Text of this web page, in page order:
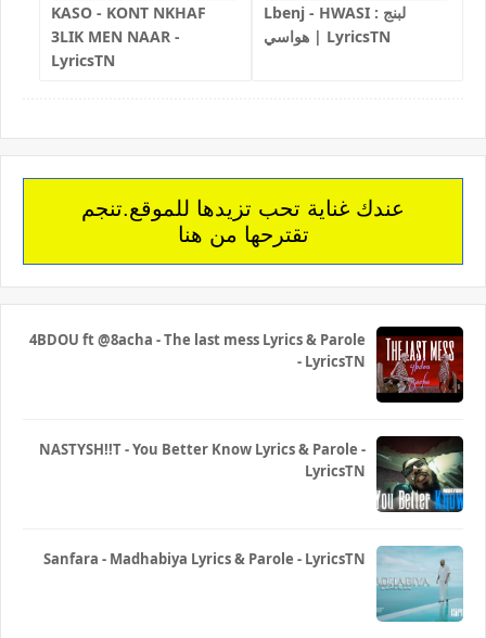
KASO - KONT NKHAF
3LIK MEN NAAR -
LyricsTN
Lbenj - HWASI لبنج :
هواسي | LyricsTN
عندك غناية تحب تزيدها للموقع.تنجم
تقترحها من هنا
4BDOU ft ‪@8acha‬ - The last mess Lyrics & Parole
- LyricsTN
NASTYSH!!T - You Better Know Lyrics & Parole -
LyricsTN
Sanfara - Madhabiya Lyrics & Parole - LyricsTN